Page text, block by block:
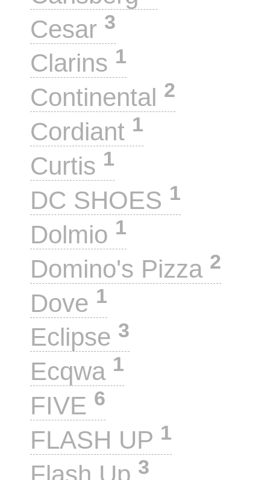
Cesar 3
Clarins 1
Continental 2
Cordiant 1
Curtis 1
DC SHOES 1
Dolmio 1
Domino's Pizza 2
Dove 1
Eclipse 3
Ecqwa 1
FIVE 6
FLASH UP 1
Flash Up 3